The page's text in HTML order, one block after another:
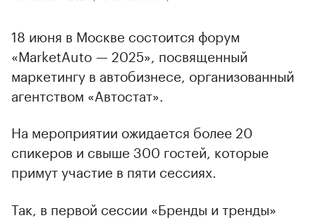
18 июня в Москве состоится форум
«MarketAuto — 2025», посвященный
маркетингу в автобизнесе, организованный
агентством «Автостат».
На мероприятии ожидается более 20
спикеров и свыше 300 гостей, которые
примут участие в пяти сессиях.
Так, в первой сессии «Бренды и тренды»